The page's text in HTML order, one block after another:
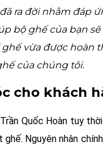
ra đời nhằm đáp
bộ ghế của bạn
vừa được hoàn
của chúng tôi.
cho khách
Quốc Hoàn tuy
Nguyên nhân